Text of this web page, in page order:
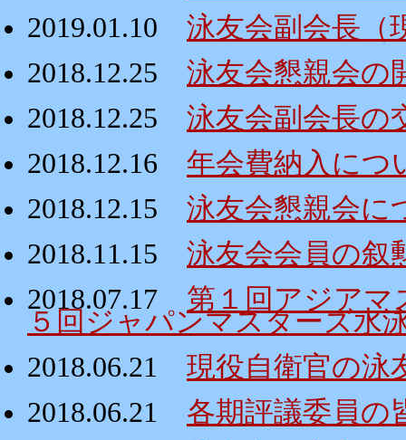
2019.01.10
泳友会副会長（
2018.12.25
泳友会懇親会の
2018.12.25
泳友会副会長の
2018.12.16
年会費納入につ
2018.12.15
泳友会懇親会に
2018.11.15
泳友会会員の叙
2018.07.17
第１回アジア
５回ジャパンマスターズ水
2018.06.21
現役自衛官の泳
2018.06.21
各期評議委員の